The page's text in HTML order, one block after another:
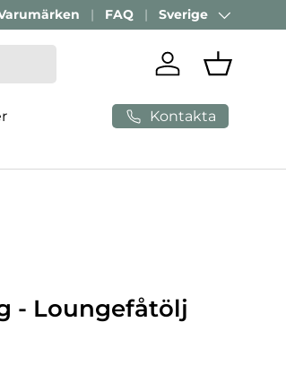
FAQ Land/Region
Sverige
Logga inVarukorg
Kontakta
- Loungefåtölj